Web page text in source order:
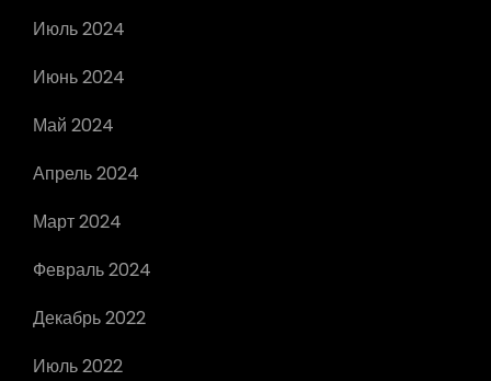
Июль 2024
Июнь 2024
Май 2024
Апрель 2024
Март 2024
Февраль 2024
Декабрь 2022
Июль 2022